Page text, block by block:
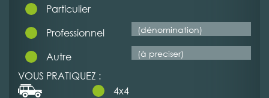
Particulier
Professionnel
Autre
VOUS PRATIQUEZ :
4x4